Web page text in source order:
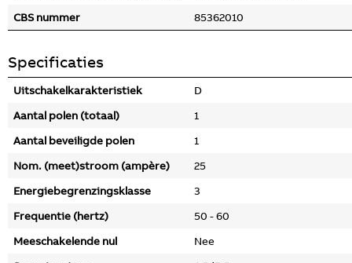
CBS nummer
85362010
Specificaties
Uitschakelkarakteristiek
D
Aantal polen (totaal)
1
Aantal beveiligde polen
1
Nom. (meet)stroom (ampère)
25
Energiebegrenzingsklasse
3
Frequentie (hertz)
50 - 60
Meeschakelende nul
Nee